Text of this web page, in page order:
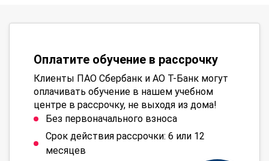
Оплатите обучение в рассрочку
Клиенты ПАО Сбербанк и АО Т-Банк могут
оплачивать обучение в нашем учебном
центре в рассрочку, не выходя из дома!
Без первоначального взноса
Срок действия рассрочки: 6 или 12
месяцев